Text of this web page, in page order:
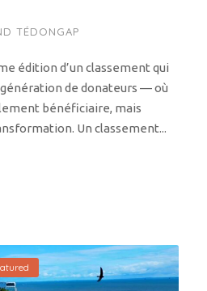
TÉDONGAP
édition d’un classement qui
de donateurs — où
bénéficiaire, mais
Un classement...